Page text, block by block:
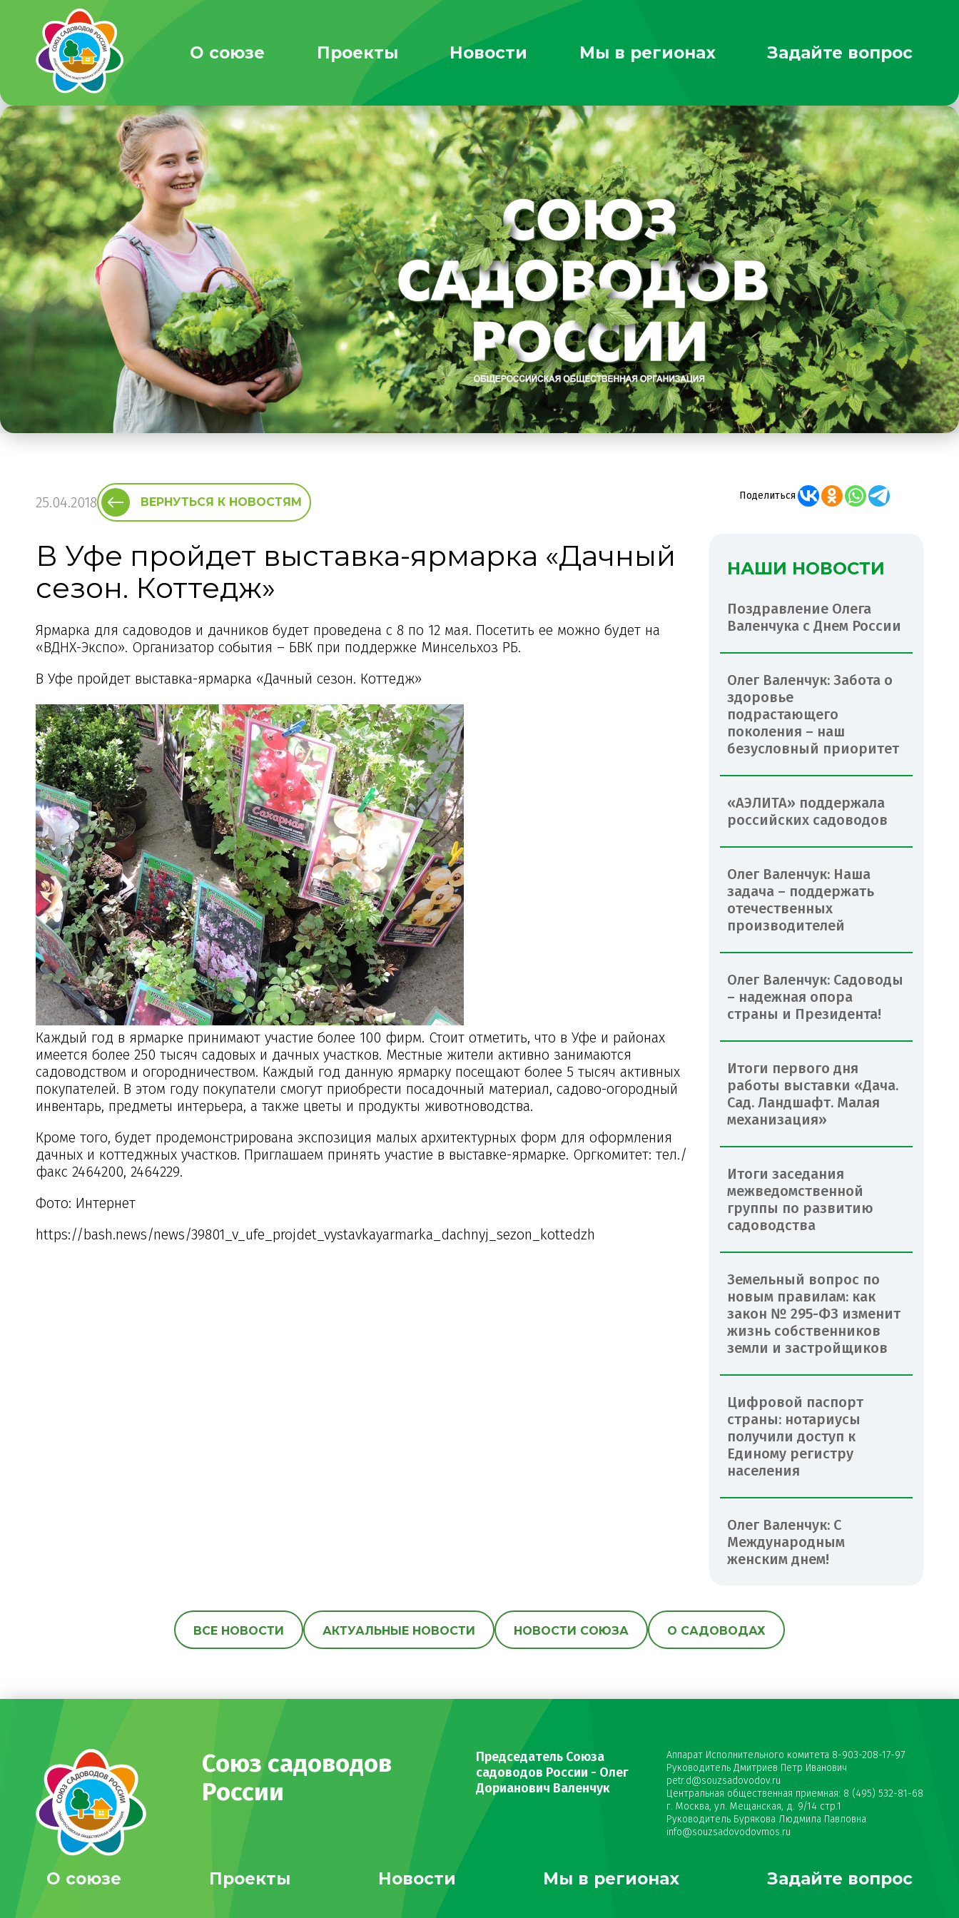
О союзе Проекты Новости Мы в регионах Задайте вопрос
25.04.2018 ВЕРНУТЬСЯ К НОВОСТЯМ
В Уфе пройдет выставка-ярмарка «Дачный
сезон. Коттедж»
Ярмарка для садоводов и дачников будет проведена с 8 по 12 мая. Посетить ее можно будет на
«ВДНХ-Экспо». Организатор события – БВК при поддержке Минсельхоз РБ.
В Уфе пройдет выставка-ярмарка «Дачный сезон. Коттедж»
Каждый год в ярмарке принимают участие более 100 фирм. Стоит отметить, что в Уфе и районах
имеется более 250 тысяч садовых и дачных участков. Местные жители активно занимаются
садоводством и огородничеством. Каждый год данную ярмарку посещают более 5 тысяч активных
покупателей. В этом году покупатели смогут приобрести посадочный материал, садово-огородный
инвентарь, предметы интерьера, а также цветы и продукты животноводства.
Кроме того, будет продемонстрирована экспозиция малых архитектурных форм для оформления
дачных и коттеджных участков. Приглашаем принять участие в выставке-ярмарке. Оргкомитет: тел./
факс 2464200, 2464229.
Фото: Интернет
https://bash.news/news/39801_v_ufe_projdet_vystavkayarmarka_dachnyj_sezon_kottedzh
Поделиться
НАШИ НОВОСТИ
Поздравление Олега
Валенчука с Днем России
Олег Валенчук: Забота о
здоровье
подрастающего
поколения – наш
безусловный приоритет
«АЭЛИТА» поддержала
российских садоводов
Олег Валенчук: Наша
задача – поддержать
отечественных
производителей
Олег Валенчук: Садоводы
– надежная опора
страны и Президента!
Итоги первого дня
работы выставки «Дача.
Сад. Ландшафт. Малая
механизация»
Итоги заседания
межведомственной
группы по развитию
садоводства
Земельный вопрос по
новым правилам: как
закон № 295-ФЗ изменит
жизнь собственников
земли и застройщиков
Цифровой паспорт
страны: нотариусы
получили доступ к
Единому регистру
населения
Олег Валенчук: С
Международным
женским днем!
ВСЕ НОВОСТИ АКТУАЛЬНЫЕ НОВОСТИ НОВОСТИ СОЮЗА О САДОВОДАХ
Союз садоводов
России
Председатель Союза
садоводов России - Олег
Дорианович Валенчук
Аппарат Исполнительного комитета 8-903-208-17-97
Руководитель Дмитриев Петр Иванович
petr.d@souzsadovodov.ru
Центральная общественная приемная: 8 (495) 532-81-68
г. Москва, ул. Мещанская, д. 9/14 стр.1
Руководитель Бурякова Людмила Павловна
info@souzsadovodovmos.ru
О союзе Проекты Новости Мы в регионах Задайте вопрос